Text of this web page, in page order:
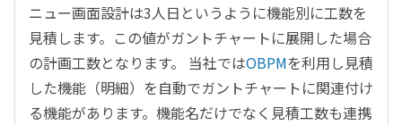
ニュー画面設計は3人日というように機能別に工数を
見積します。この値がガントチャートに展開した場合
の計画工数となります。 当社ではOBPMを利用し見積
した機能（明細）を自動でガントチャートに関連付け
る機能があります。機能名だけでなく見積工数も連携